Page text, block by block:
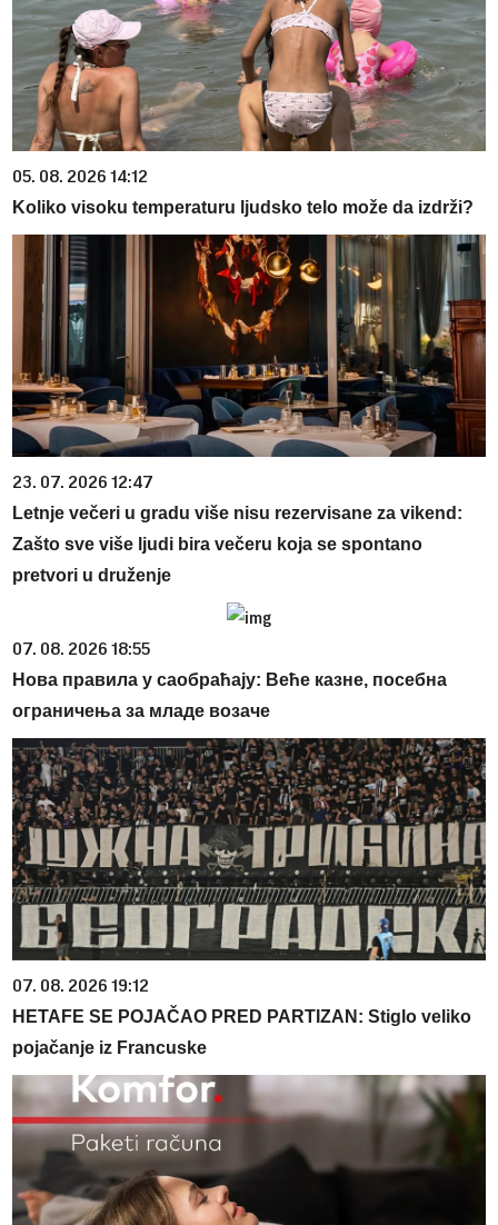
05. 08. 2026 14:12
Koliko visoku temperaturu ljudsko telo može da izdrži?
23. 07. 2026 12:47
Letnje večeri u gradu više nisu rezervisane za vikend:
Zašto sve više ljudi bira večeru koja se spontano
pretvori u druženje
07. 08. 2026 18:55
Нова правила у саобраћају: Веће казне, посебна
ограничења за младе возаче
07. 08. 2026 19:12
HETAFE SE POJAČAO PRED PARTIZAN: Stiglo veliko
pojačanje iz Francuske